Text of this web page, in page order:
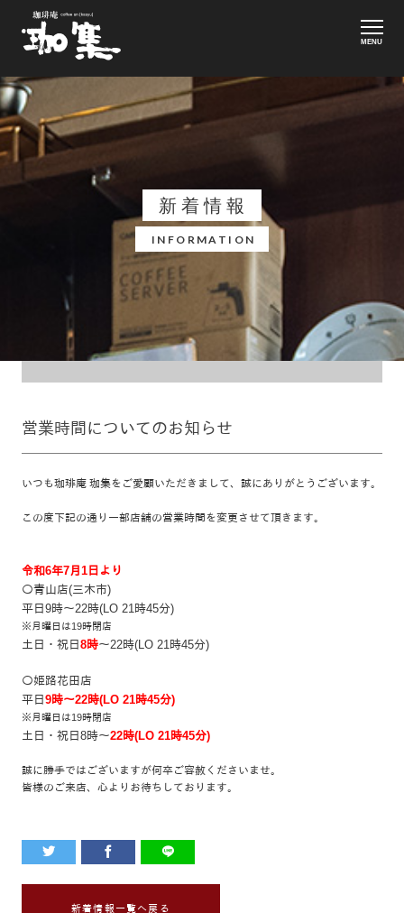
MENU
新着情報
INFORMATION
営業時間についてのお知らせ
いつも珈琲庵 珈集をご愛顧いただきまして、誠にありがとうございます。
この度下記の通り一部店舗の営業時間を変更させて頂きます。
令和6年7月1日より
〇青山店(三木市)
平日9時～22時(LO 21時45分)
※月曜日は19時閉店
土日・祝日 8時～22時(LO 21時45分)
〇姫路花田店
平日 9時～22時(LO 21時45分)
※月曜日は19時閉店
土日・祝日8時～22時(LO 21時45分)
誠に勝手ではございますが何卒ご容赦くださいませ。
皆様のご来店、心よりお待ちしております。
新着情報一覧へ戻る